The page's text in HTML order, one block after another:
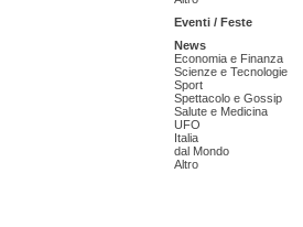
Eventi / Feste
News
Economia e Finanza
Scienze e Tecnologie
Sport
Spettacolo e Gossip
Salute e Medicina
UFO
Italia
dal Mondo
Altro